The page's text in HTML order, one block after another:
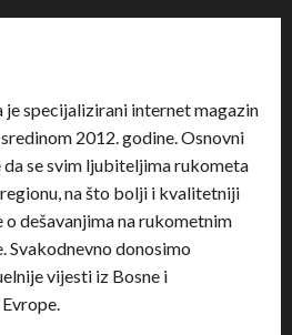
je specijalizirani internet magazin
2012. godine. Osnovni
se svim ljubiteljima rukometa
na što bolji i kvalitetniji
dešavanjima na rukometnim
Svakodnevno donosimo
vijesti iz Bosne i